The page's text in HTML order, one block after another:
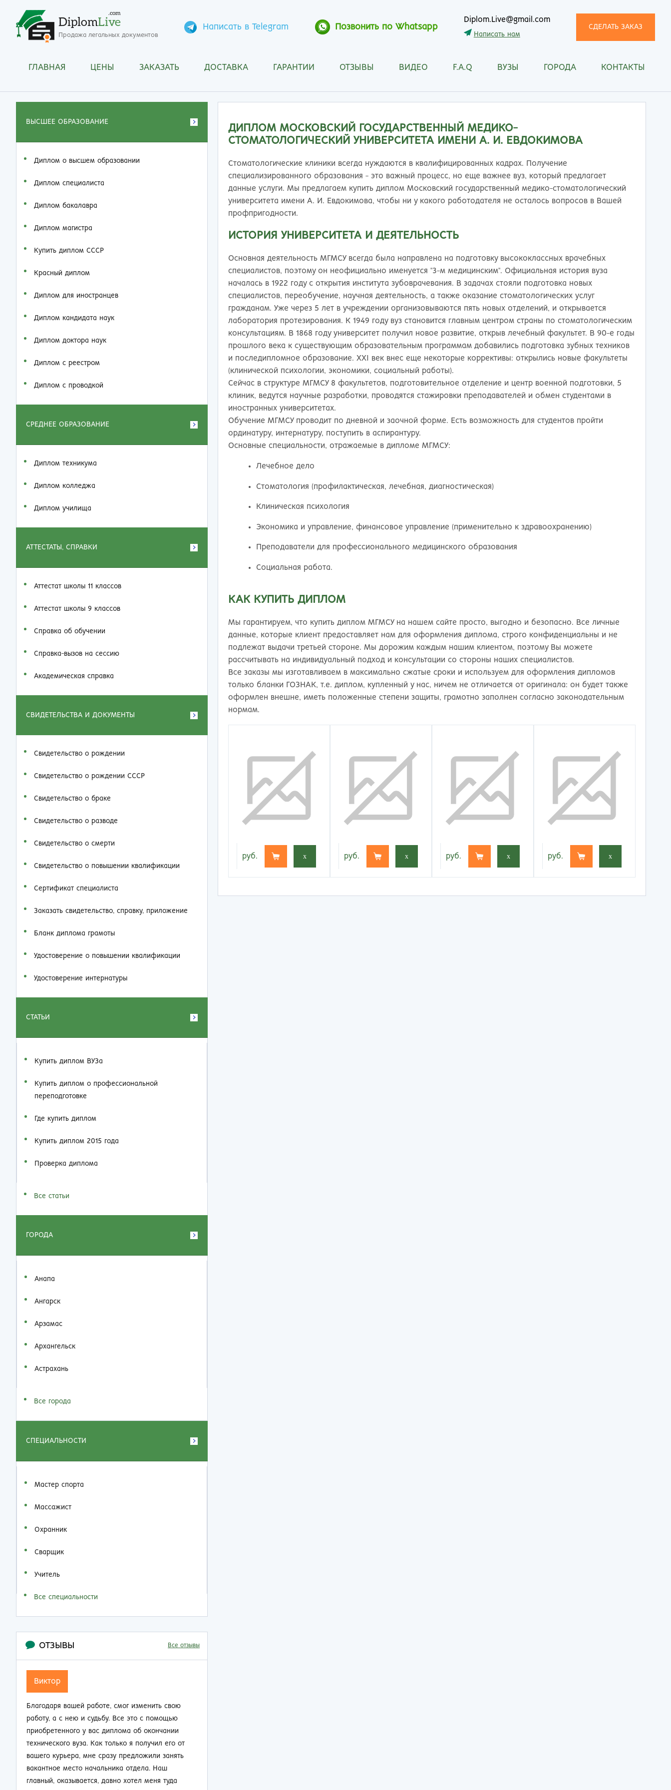
DiplomLive
.com
Продажа легальных документов
Написать в Telegram Позвонить по Whatsapp
Diplom.Live@gmail.com
Написать нам
СДЕЛАТЬ ЗАКАЗ
ГЛАВНАЯ ЦЕНЫ ЗАКАЗАТЬ ДОСТАВКА ГАРАНТИИ ОТЗЫВЫ ВИДЕО F.A.Q ВУЗЫ ГОРОДА
Архангельск
Астрахань
Белгород
Бийск
Благовещенск
Братск
Владивосток
Владимир
Волгоград
Волжский
Вологда
Воронеж
Грозный
Екатеринбург
Иваново
Ижевск
Иркутск
Йошкар-Ола
Казань
Калининград
Калуга
Кемерово
Киров
Курган
Курск
Магнитогорск
Махачкала
Москва
Мурманск
Нальчик
Нижневартовск
Нижний Новгород
Нижний Тагил
Новокузнец
Новороссийск
Новосибирск
Омск
Орел
Оренбург
Орск
Пенза
Пермь
Петропавловск Камчатский
Ростов-на-Дону
Саратов
Сочи
Ставрополь
Стерлитамак
Сургут
Тольятти
Томск
Тула
Тюмень
Улан-Удэ
Ульяновск
Уфа
Хабаровск
Химки
Челябинск
Череповец
Якутск
КОНТАКТЫ
ВЫСШЕЕ ОБРАЗОВАНИЕ
Диплом о высшем образовании
Диплом специалиста
Диплом бакалавра
Диплом магистра
Купить диплом СССР
Красный диплом
Диплом для иностранцев
Диплом кандидата наук
Диплом доктора наук
Диплом с реестром
Диплом с проводкой
СРЕДНЕЕ ОБРАЗОВАНИЕ
Диплом техникума
Диплом колледжа
Диплом училища
АТТЕСТАТЫ, СПРАВКИ
Аттестат школы 11 классов
Аттестат школы 9 классов
Справка об обучении
Справка-вызов на сессию
Академическая справка
СВИДЕТЕЛЬСТВА И ДОКУМЕНТЫ
Свидетельство о рождении
Свидетельство о рождении СССР
Свидетельство о браке
Свидетельство о разводе
Свидетельство о смерти
Свидетельство о повышении квалификации
Сертификат специалиста
Заказать cвидетельство, справку, приложение
Бланк диплома грамоты
Удостоверение о повышении квалификации
Удостоверение интернатуры
СТАТЬИ
Купить диплом ВУЗа
Купить диплом о профессиональной
переподготовке
Где купить диплом
Купить диплом 2015 года
Проверка диплома
Все статьи
ГОРОДА
Анапа
Ангарск
Арзамас
Архангельск
Астрахань
Все города
СПЕЦИАЛЬНОСТИ
Мастер спорта
Массажист
Охранник
Сварщик
Учитель
Все специальности
ОТЗЫВЫ Все отзывы
Семен Семенович
Не думал, что по прошествии 20 лет работы на
производстве так резко смогу изменить свою
жизнь. Приобрел диплом об окончании заочно
техникума и теперь стал мастером смены.
Зарплата выросла почти в 2 раза, ребята на
работе смотрят на меня другими глазами. Жена
не нарадуется таким приятным переменам.
ДИПЛОМ МОСКОВСКИЙ ГОСУДАРСТВЕННЫЙ МЕДИКО-
СТОМАТОЛОГИЧЕСКИЙ УНИВЕРСИТЕТА ИМЕНИ А. И. ЕВДОКИМОВА
Стоматологические клиники всегда нуждаются в квалифицированных кадрах. Получение
специализированного образования - это важный процесс, но еще важнее вуз, который предлагает
данные услуги. Мы предлагаем купить диплом Московский государственный медико-стоматологический
университета имени А. И. Евдокимова, чтобы ни у какого работодателя не осталось вопросов в Вашей
профпригодности.
ИСТОРИЯ УНИВЕРСИТЕТА И ДЕЯТЕЛЬНОСТЬ
Основная деятельность МГМСУ всегда была направлена на подготовку высококлассных врачебных
специалистов, поэтому он неофициально именуется "3-м медицинским". Официальная история вуза
началась в 1922 году с открытия института зубоврачевания. В задачах стояли подготовка новых
специалистов, переобучение, научная деятельность, а также оказание стоматологических услуг
гражданам. Уже через 5 лет в учреждении организовываются пять новых отделений, и открывается
лаборатория протезирования. К 1949 году вуз становится главным центром страны по стоматологическим
консультациям. В 1868 году университет получил новое развитие, открыв лечебный факультет. В 90-е годы
прошлого века к существующим образовательным программам добавились подготовка зубных техников
и последипломное образование. XXI век внес еще некоторые коррективы: открылись новые факультеты
(клинической психологии, экономики, социальный работы).
Сейчас в структуре МГМСУ 8 факультетов, подготовительное отделение и центр военной подготовки, 5
клиник, ведутся научные разработки, проводятся стажировки преподавателей и обмен студентами в
иностранных университетах.
Обучение МГМСУ проводит по дневной и заочной форме. Есть возможность для студентов пройти
ординатуру, интернатуру, поступить в аспирантуру.
Основные специальности, отражаемые в дипломе МГМСУ:
Лечебное дело
Стоматология (профилактическая, лечебная, диагностическая)
Клиническая психология
Экономика и управление, финансовое управление (применительно к здравоохранению)
Преподаватели для профессионального медицинского образования
Социальная работа.
КАК КУПИТЬ ДИПЛОМ
Мы гарантируем, что купить диплом МГМСУ на нашем сайте просто, выгодно и безопасно. Все личные
данные, которые клиент предоставляет нам для оформления диплома, строго конфиденциальны и не
подлежат выдачи третьей стороне. Мы дорожим каждым нашим клиентом, поэтому Вы можете
рассчитывать на индивидуальный подход и консультации со стороны наших специалистов.
Все заказы мы изготавливаем в максимально сжатые сроки и используем для оформления дипломов
только бланки ГОЗНАК, т.е. диплом, купленный у нас, ничем не отличается от оригинала: он будет также
оформлен внешне, иметь положенные степени защиты, грамотно заполнен согласно законодательным
нормам.
руб. x руб. x руб. x руб. x